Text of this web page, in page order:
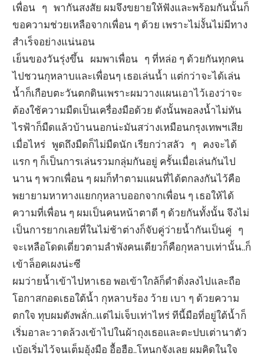
เพื่อน ๆ พากันสงสัย ผมจึงขยายให้ฟังและพร้อมกันนั้นก็
ขอความช่วยเหลือจากเพื่อน ๆ ด้วย เพราะไม่งั้นไม่มีทาง
สำเร็จอย่างแน่นอน
เย็นของวันรุ่งขึ้น ผมพาเพื่อน ๆ ที่หล่อ ๆ ด้วยกันทุกคน
ไปชวนกุหลาบและเพื่อนๆ เธอเล่นน้ำ แต่กว่าจะได้เล่น
น้ำก็เกือบตะวันตกดินเพราะผมวางแผนเอาไว้เองว่าจะ
ต้องใช้ความมืดเป็นเครื่องมือด้วย ดังนั้นพอลงน้ำไม่ทัน
ไรฟ้าก็มืดแล้วบ้านนอกน่ะมันสว่างเหมือนกรุงเทพฯเสีย
เมื่อไหร่ พูดถึงมืดก็ไม่มืดนัก เรียกว่าสลัว ๆ คงจะได้
แรก ๆ ก็เป็นการเล่นรวมกลุ่มกันอยู่ ครั้นเมื่อเล่นกันไป
นาน ๆ พวกเพื่อน ๆ ผมก็ทำตามแผนที่ได้ตกลงกันไว้คือ
พยายามหาทางแยกกุหลาบออกจากเพื่อน ๆ เธอให้ได้
ความที่เพื่อน ๆ ผมเป็นคนหน้าตาดี ๆ ด้วยกันทั้งนั้น จึงไม่
เป็นการยากเลยที่ในไม่ช้าต่างก็จับคู่ว่ายน้ำกันเป็นคู่ ๆ
จะเหลือโดดเดี่ยวตามลำพังคนเดียวก็คือกุหลาบเท่านั้น..ก็
เข้าล็อคเผงน่ะซี
ผมว่ายน้ำเข้าไปหาเธอ พอเข้าใกล้ก็ดำดิ่งลงไปและถือ
โอกาสกอดเธอใต้น้ำ กุหลาบร้อง ว้าย เบา ๆ ด้วยความ
ตกใจ ทุบผมดังพลั่ก..แต่ไม่เจ็บเท่าไหร่ ทีนี้มือที่อยู่ใต้น้ำก็
เริ่มอาละวาดล้วงเข้าไปในผ้าถุงเธอและตะปบเต่านาตัว
เบ้อเริ่มไว้จนเต็มอุ้งมือ อื้อฮือ..โหนกจังเลย ผมคิดในใจ